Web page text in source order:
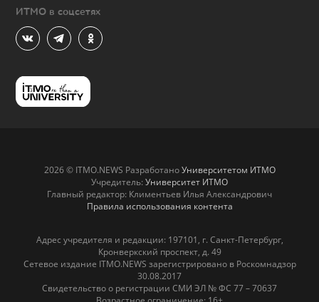
ИТМО в соцсетях
2026 © ITMO.NEWS РазработаноУниверситетом ИТМО
Учредитель: Университет ИТМО
Главный редактор: Климентьев Илья Александрович
Правила использования контента
Адрес учредителя и редакции: 197101, г. Санкт-Петербург,
Кронверкский проспект, д. 49
Сетевое издание ITMO.NEWS зарегистрировано в Роскомнадзор
30.08.2017
Свидетельство о регистрации СМИ ЭЛ № ФС 77 – 70637